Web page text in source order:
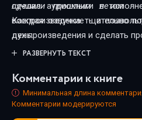
лучшие аудиокниги в
Каждая озвучка тщательно
дух произведения и сделать
комфортным. Новинки и
каждый нашёл книгу по душе.
сделали прошлым летом -
воспроизведение - и
день.
РАЗВЕРНУТЬ ТЕКСТ
Комментарии к книге
Минимальная длина
Комментарии модерируются